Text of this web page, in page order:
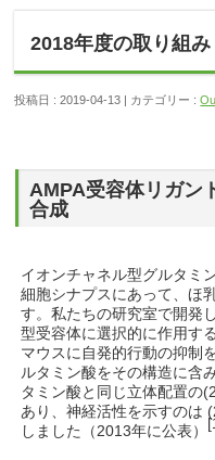
2018年度の取り組み
投稿日 : 2019-04-13 | カテゴリー :
AMPA受容体リガン
合成
イオンチャネル型グルタミ
細胞シナプスにあって、ほ
す。私たちの研究室で開発
型受容体に選択的に作用す
マウスに自発的行動の抑制
ルタミン酸をその構造に含
タミン酸と同じ立体配置の
あり、神経活性を示すのは
しました（2013年に公表）